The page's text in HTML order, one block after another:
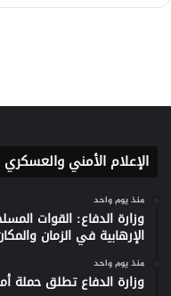
الإعلام الأمني والعسكري
منذ يوم واحد
وزارة الدفاع: القوات
الإرهابية في الزمان
منذ يوم واحد
وزارة الدفاع تطلق حملة